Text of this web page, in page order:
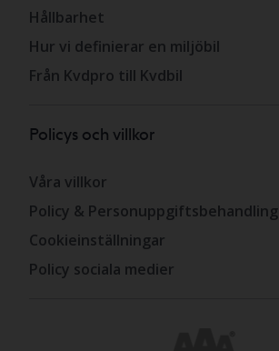
Hållbarhet
Hur vi definierar en miljöbil
Från Kvdpro till Kvdbil
Policys och villkor
Våra villkor
Policy & Personuppgiftsbehandling
Cookieinställningar
Policy sociala medier